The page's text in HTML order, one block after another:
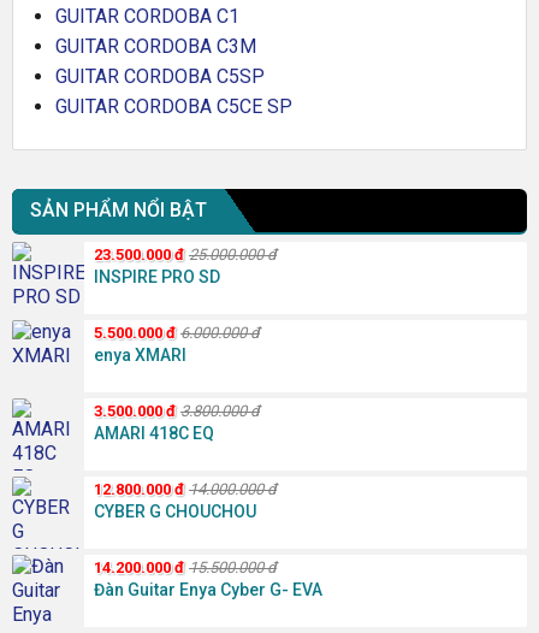
GUITAR CORDOBA C1
GUITAR CORDOBA C3M
GUITAR CORDOBA C5SP
GUITAR CORDOBA C5CE SP
SẢN PHẨM NỔI BẬT
23.500.000 đ 25.000.000 đ
INSPIRE PRO SD
5.500.000 đ 6.000.000 đ
enya XMARI
3.500.000 đ 3.800.000 đ
AMARI 418C EQ
12.800.000 đ 14.000.000 đ
CYBER G CHOUCHOU
14.200.000 đ 15.500.000 đ
Đàn Guitar Enya Cyber G- EVA